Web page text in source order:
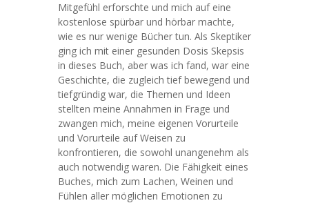
Mitgefühl erforschte und mich auf eine
kostenlose spürbar und hörbar machte,
wie es nur wenige Bücher tun. Als Skeptiker
ging ich mit einer gesunden Dosis Skepsis
in dieses Buch, aber was ich fand, war eine
Geschichte, die zugleich tief bewegend und
tiefgründig war, die Themen und Ideen
stellten meine Annahmen in Frage und
zwangen mich, meine eigenen Vorurteile
und Vorurteile auf Weisen zu
konfrontieren, die sowohl unangenehm als
auch notwendig waren. Die Fähigkeit eines
Buches, mich zum Lachen, Weinen und
Fühlen aller möglichen Emotionen zu